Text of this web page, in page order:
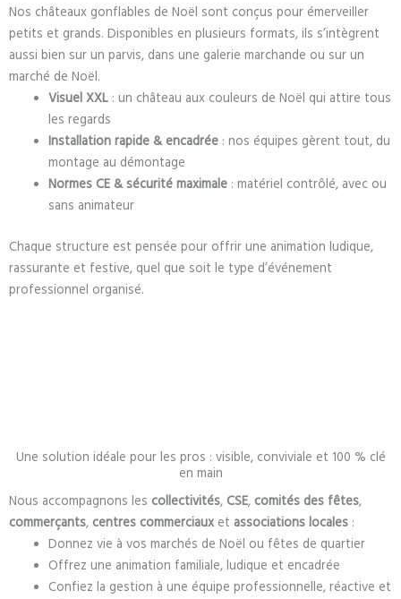
Nos châteaux gonflables de Noël sont conçus pour émerveiller
petits et grands. Disponibles en plusieurs formats, ils s’intègrent
aussi bien sur un parvis, dans une galerie marchande ou sur un
marché de Noël.
Visuel XXL: un château aux couleurs de Noël qui attire tous
les regards
Installation rapide & encadrée: nos équipes gèrent tout, du
montage au démontage
Normes CE & sécurité maximale: matériel contrôlé, avec ou
sans animateur
Chaque structure est pensée pour offrir une animation ludique,
rassurante et festive, quel que soit le type d’événement
professionnel organisé.
Une solution idéale pour les pros : visible, conviviale et 100 % clé
en main
Nous accompagnons les collectivités, CSE, comités des fêtes,
commerçants, centres commerciaux et associations locales :
Donnez vie à vos marchés de Noël ou fêtes de quartier
Offrez une animation familiale, ludique et encadrée
Confiez la gestion à une équipe professionnelle, réactive et